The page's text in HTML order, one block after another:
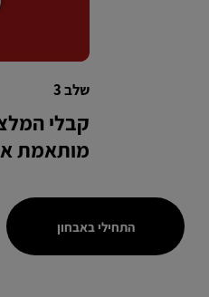
שלב 3
קבלי
מותאמת
התחילי באבחון